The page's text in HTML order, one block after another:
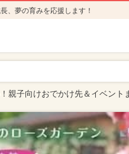
、夢の育みを応援します！
親子向けおでかけ先＆イベント